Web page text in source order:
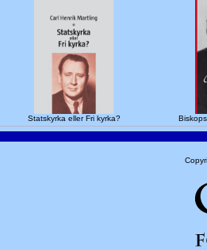
Statskyrka eller Fri kyrka?